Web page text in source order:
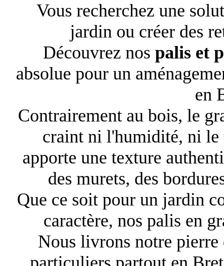
Vous recherchez une
jardin ou créer des
Découvrez nos palis et
absolue pour un
en
Contrairement au bois, le
craint ni l'humidité, ni le
apporte une texture
des murets, des
Que ce soit pour un jardin
caractère, nos palis en
Nous livrons notre